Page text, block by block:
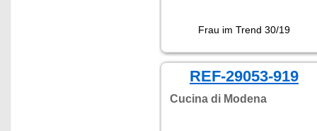
Frau im Trend 30/19
REF-29053-919
Cucina di Modena